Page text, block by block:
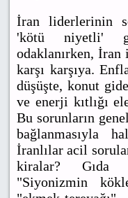
İran liderlerinin
'kötü niyetli'
odaklanırken, İran
karşı karşıya.
düşüşte, konut
ve enerji kıtlığı
Bu sorunların
bağlanmasıyla
İranlılar acil
kiralar? Gıda
"Siyonizmin